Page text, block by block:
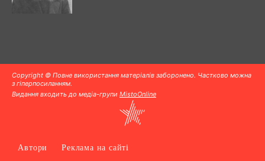
Copyright © Повне використання матеріалів заборонено. Частково можна
з гіперпосиланням.
Видання входить до медіа-групи MistoOnline
Автори Реклама на сайті